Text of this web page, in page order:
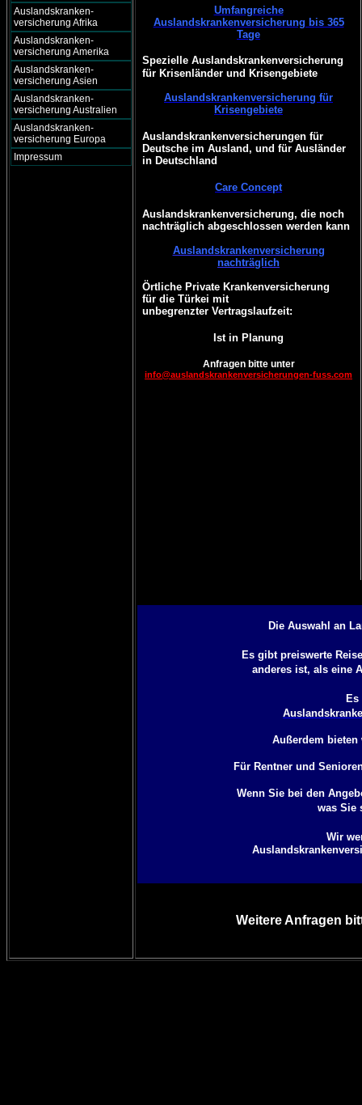
Auslandskranken-
versicherung Afrika
Auslandskranken-
versicherung Amerika
Auslandskranken-
versicherung Asien
Auslandskranken-
versicherung Australien
Auslandskranken-
versicherung Europa
Impressum
Umfangreiche
Auslandskrankenversicherung bis 365
Tage
Spezielle Auslandskrankenversicherung
für Krisenländer und Krisengebiete
Auslandskrankenversicherung für
Krisengebiete
Auslandskrankenversicherungen für
Deutsche im Ausland, und für Ausländer
in Deutschland
Care Concept
Auslandskrankenversicherung, die noch
nachträglich abgeschlossen werden kann
Auslandskrankenversicherung
nachträglich
Örtliche Private Krankenversicherung
für die Türkei mit
unbegrenzter Vertragslaufzeit:
Ist in Planung
Anfragen bitte unter
info@auslandskrankenversicherungen-fuss.com
Die Auswahl an
Es gibt preiswerte
anderes ist, als eine
Außerdem
Für Rentner und
Wenn Sie bei den
was Sie
Wir
Weitere Anfragen